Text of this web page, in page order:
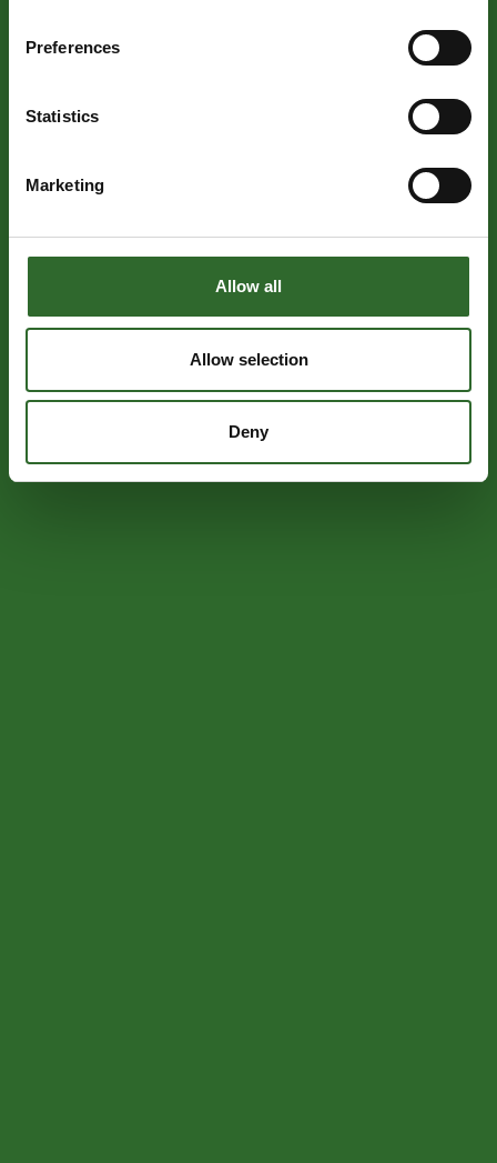
Preferences
Statistics
Marketing
Allow all
Allow selection
Deny